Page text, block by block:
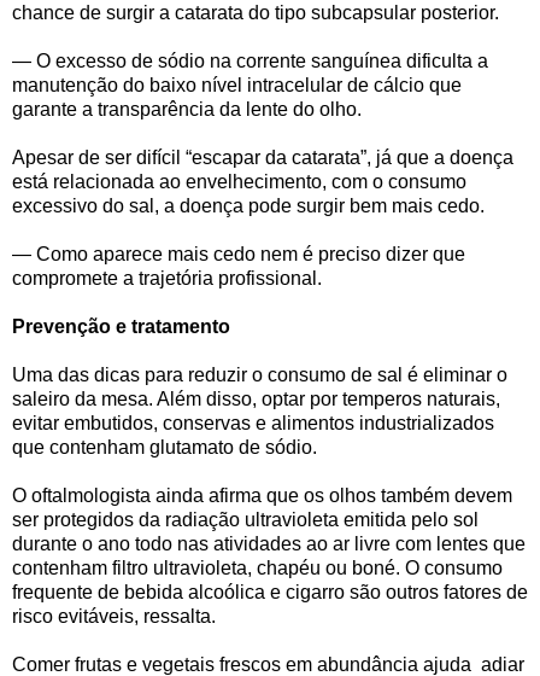
chance de surgir a catarata do tipo subcapsular posterior.
— O excesso de sódio na corrente sanguínea dificulta a
manutenção do baixo nível intracelular de cálcio que
garante a transparência da lente do olho.
Apesar de ser difícil “escapar da catarata”, já que a doença
está relacionada ao envelhecimento, com o consumo
excessivo do sal, a doença pode surgir bem mais cedo.
— Como aparece mais cedo nem é preciso dizer que
compromete a trajetória profissional.
Prevenção e tratamento
Uma das dicas para reduzir o consumo de sal é eliminar o
saleiro da mesa. Além disso, optar por temperos naturais,
evitar embutidos, conservas e alimentos industrializados
que contenham glutamato de sódio.
O oftalmologista ainda afirma que os olhos também devem
ser protegidos da radiação ultravioleta emitida pelo sol
durante o ano todo nas atividades ao ar livre com lentes que
contenham filtro ultravioleta, chapéu ou boné. O consumo
frequente de bebida alcoólica e cigarro são outros fatores de
risco evitáveis, ressalta.
Comer frutas e vegetais frescos em abundância ajuda adiar